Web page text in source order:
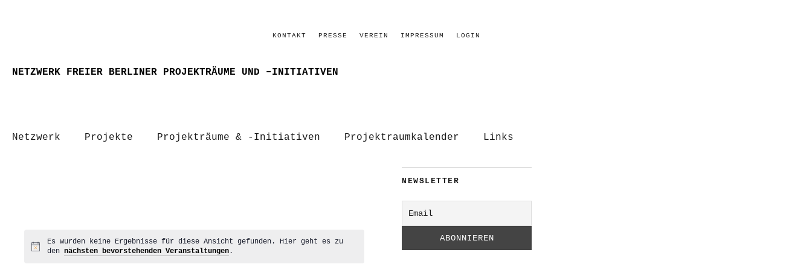
KONTAKT PRESSE VEREIN IMPRESSUM LOGIN
NETZWERK FREIER BERLINER PROJEKTRÄUME UND –INITIATIVEN
Netzwerk Projekte Projekträume & -Initiativen Projektraumkalender Links
Hinweis
Es wurden keine Ergebnisse für diese Ansicht gefunden. Hier geht es zu
den nächsten bevorstehenden Veranstaltungen.
NEWSLETTER